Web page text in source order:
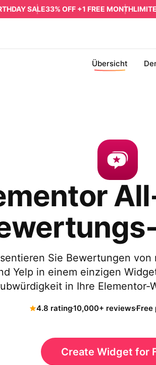
SALE33% OFF +1 FREE MONTH
Übersicht
Sie Bewertungen
Yelp in einem einzigen
in Ihre Elementor-
4.8 rating10,000+ reviewsFree
Create Widget for